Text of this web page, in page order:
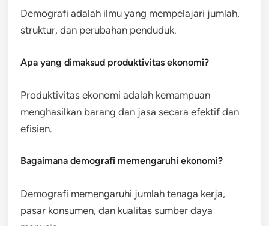
Demografi adalah ilmu yang mempelajari jumlah,
struktur, dan perubahan penduduk.
Apa yang dimaksud produktivitas ekonomi?
Produktivitas ekonomi adalah kemampuan
menghasilkan barang dan jasa secara efektif dan
efisien.
Bagaimana demografi memengaruhi ekonomi?
Demografi memengaruhi jumlah tenaga kerja,
pasar konsumen, dan kualitas sumber daya